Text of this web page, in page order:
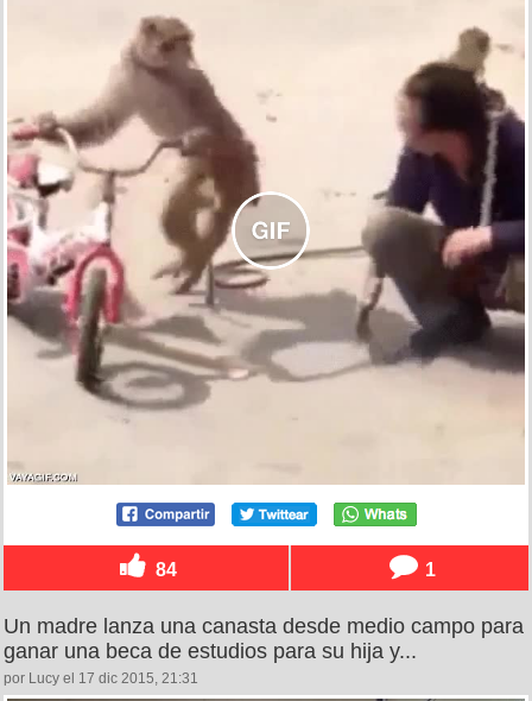
84 1
Un madre lanza una canasta desde medio campo para
ganar una beca de estudios para su hija y...
por Lucy el 17 dic 2015, 21:31